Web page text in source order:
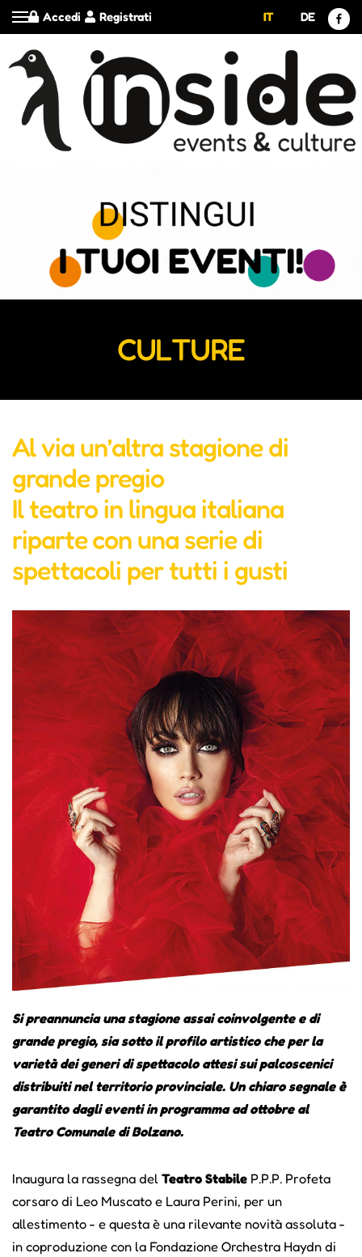
Registrati
Accedi IT DE
CULTURE
Al via un’altra stagione di
grande pregio
Il teatro in lingua italiana
riparte con una serie di
spettacoli per tutti i gusti
Si preannuncia una stagione assai coinvolgente e di
grande pregio, sia sotto il profilo artistico che per la
varietà dei generi di spettacolo attesi sui palcoscenici
distribuiti nel territorio provinciale. Un chiaro segnale è
garantito dagli eventi in programma ad ottobre al
Teatro Comunale di Bolzano.
Inaugura la rassegna del Teatro Stabile P.P.P. Profeta
corsaro di Leo Muscato e Laura Perini, per un
allestimento - e questa è una rilevante novità assoluta -
in coproduzione con la Fondazione Orchestra Haydn di